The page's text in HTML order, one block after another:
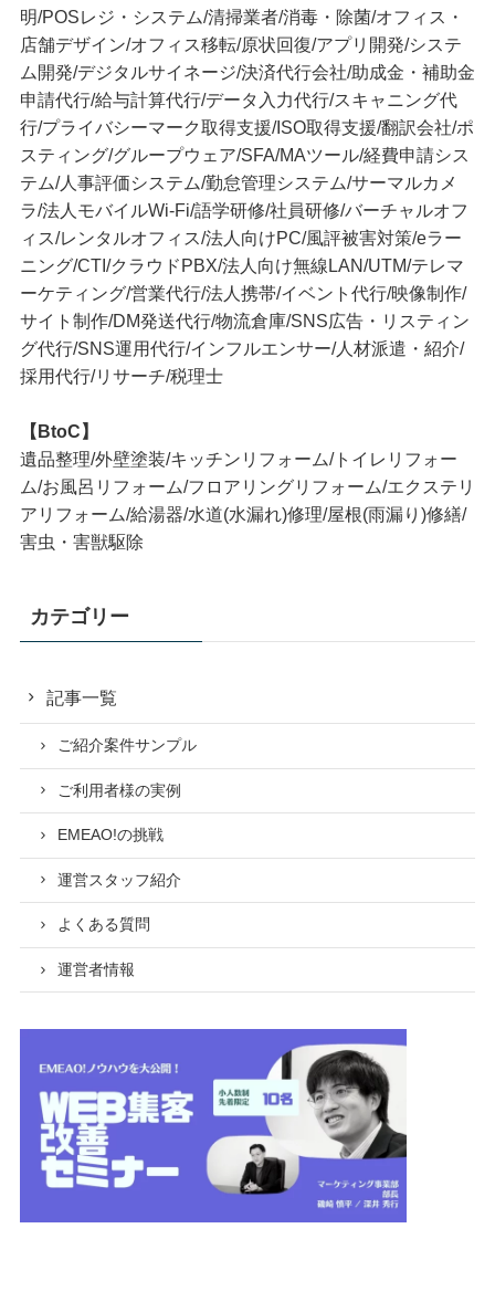
明/POSレジ・システム/清掃業者/消毒・除菌/オフィス・
店舗デザイン/オフィス移転/原状回復/アプリ開発/システ
ム開発/デジタルサイネージ/決済代行会社/助成金・補助金
申請代行/給与計算代行/データ入力代行/スキャニング代
行/プライバシーマーク取得支援/ISO取得支援/翻訳会社/ポ
スティング/グループウェア/SFA/MAツール/経費申請シス
テム/人事評価システム/勤怠管理システム/サーマルカメ
ラ/法人モバイルWi-Fi/語学研修/社員研修/バーチャルオフ
ィス/レンタルオフィス/法人向けPC/風評被害対策/eラー
ニング/CTI/クラウドPBX/法人向け無線LAN/UTM/テレマ
ーケティング/営業代行/法人携帯/イベント代行/映像制作/
サイト制作/DM発送代行/物流倉庫/SNS広告・リスティン
グ代行/SNS運用代行/インフルエンサー/人材派遣・紹介/
採用代行/リサーチ/税理士
【BtoC】
遺品整理/外壁塗装/キッチンリフォーム/トイレリフォー
ム/お風呂リフォーム/フロアリングリフォーム/エクステリ
アリフォーム/給湯器/水道(水漏れ)修理/屋根(雨漏り)修繕/
害虫・害獣駆除
カテゴリー
記事一覧
ご紹介案件サンプル
ご利用者様の実例
EMEAO!の挑戦
運営スタッフ紹介
よくある質問
運営者情報